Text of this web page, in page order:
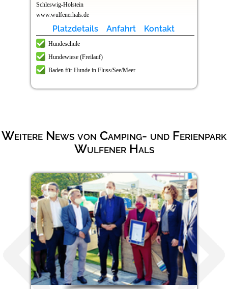
Schleswig-Holstein
www.wulfenerhals.de
Platzdetails Anfahrt Kontakt
Hundeschule
Hundewiese (Freilauf)
Baden für Hunde in Fluss/See/Meer
Weitere News von Camping- und Ferienpark
Wulfener Hals